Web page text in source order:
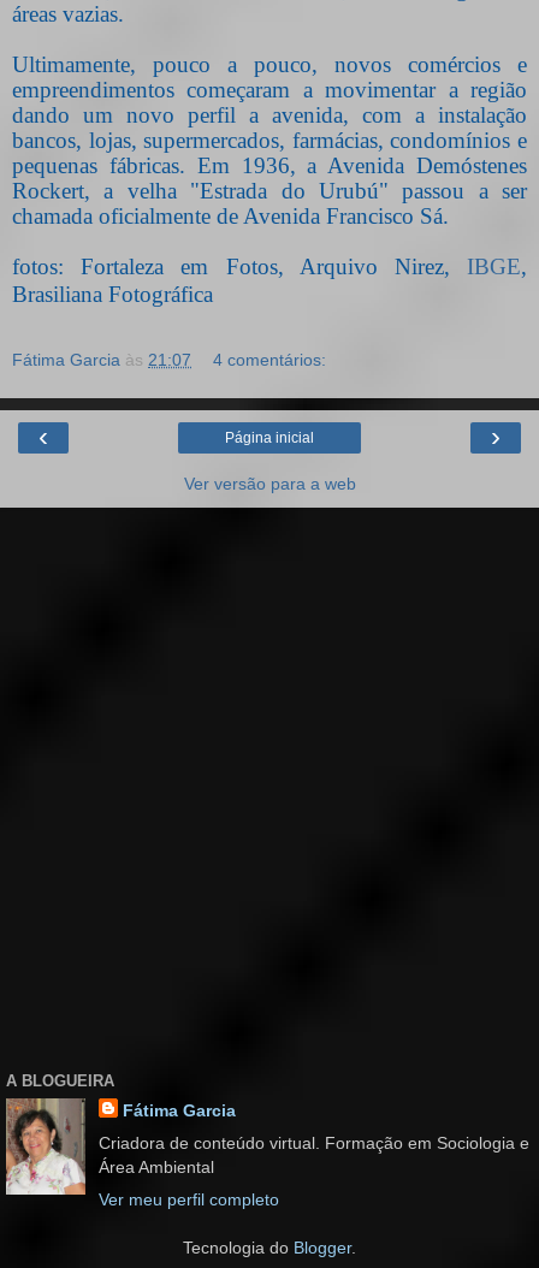
áreas vazias.
Ultimamente, pouco a pouco, novos comércios e
empreendimentos começaram a movimentar a região
dando um novo perfil a avenida, com a instalação
bancos, lojas, supermercados, farmácias, condomínios e
pequenas fábricas. Em 1936, a Avenida Demóstenes
Rockert, a velha "Estrada do Urubú" passou a ser
chamada oficialmente de Avenida Francisco Sá.
fotos: Fortaleza em Fotos, Arquivo Nirez, IBGE,
Brasiliana Fotográfica
Fátima Garcia às 21:07 4 comentários:
‹ ›
Página inicial
Ver versão para a web
A BLOGUEIRA
Fátima Garcia
Criadora de conteúdo virtual. Formação em Sociologia e
Área Ambiental
Ver meu perfil completo
Tecnologia do Blogger.